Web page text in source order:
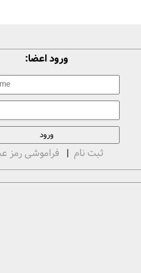
ورود اعضا:
ثبت نام | فراموشی رمز